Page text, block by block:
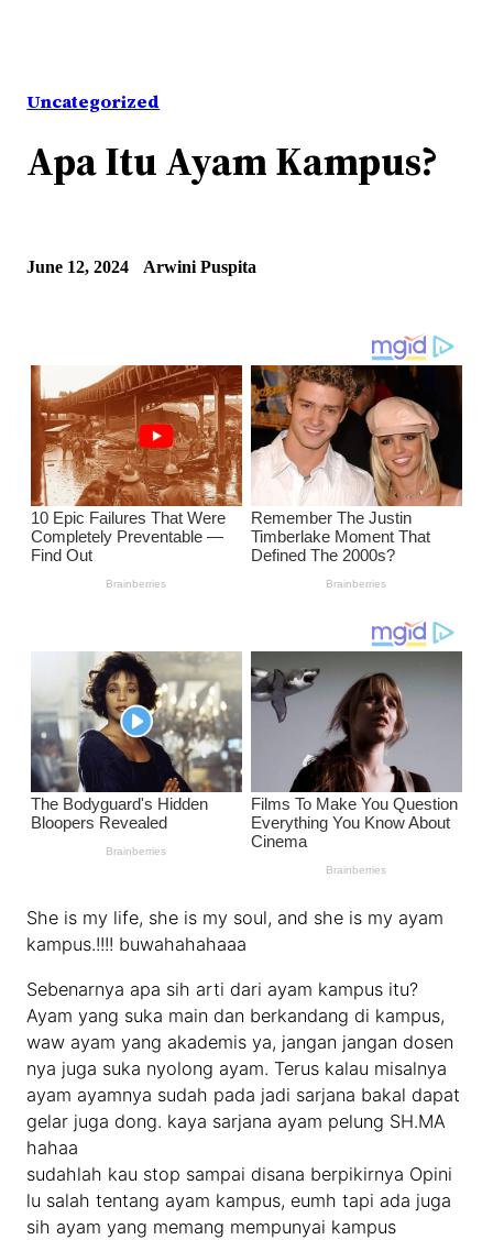
Uncategorized
Apa Itu Ayam Kampus?
June 12, 2024 Arwini Puspita
She is my life, she is my soul, and she is my ayam
kampus.!!!! buwahahahaaa
Sebenarnya apa sih arti dari ayam kampus itu?
Ayam yang suka main dan berkandang di kampus,
waw ayam yang akademis ya, jangan jangan dosen
nya juga suka nyolong ayam. Terus kalau misalnya
ayam ayamnya sudah pada jadi sarjana bakal dapat
gelar juga dong. kaya sarjana ayam pelung SH.MA
hahaa
sudahlah kau stop sampai disana berpikirnya Opini
lu salah tentang ayam kampus, eumh tapi ada juga
sih ayam yang memang mempunyai kampus